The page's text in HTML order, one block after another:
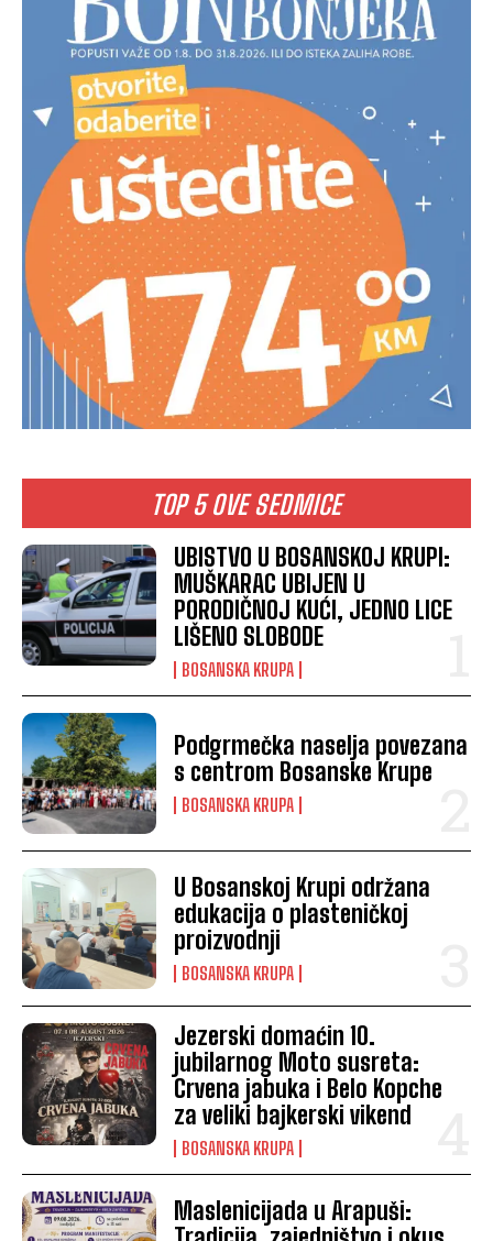
TOP 5 OVE SEDMICE
UBISTVO U BOSANSKOJ KRUPI:
MUŠKARAC UBIJEN U
PORODIČNOJ KUĆI, JEDNO LICE
LIŠENO SLOBODE
BOSANSKA KRUPA
Podgrmečka naselja povezana
s centrom Bosanske Krupe
BOSANSKA KRUPA
U Bosanskoj Krupi održana
edukacija o plasteničkoj
proizvodnji
BOSANSKA KRUPA
Jezerski domaćin 10.
jubilarnog Moto susreta:
Crvena jabuka i Belo Kopche
za veliki bajkerski vikend
BOSANSKA KRUPA
Maslenicijada u Arapuši: